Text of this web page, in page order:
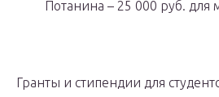
Потанина – 25 000 руб. для
Гранты и стипендии для